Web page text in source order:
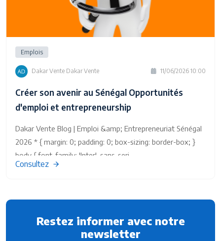
Emplois
Dakar Vente Dakar Vente 11/06/2026 10:00
Créer son avenir au Sénégal Opportunités
d'emploi et entrepreneurship
Dakar Vente Blog | Emploi &amp; Entrepreneuriat Sénégal
2026 * { margin: 0; padding: 0; box-sizing: border-box; }
body { font-family: 'Inter', sans-seri
Consultez
Restez informer avec notre
newsletter